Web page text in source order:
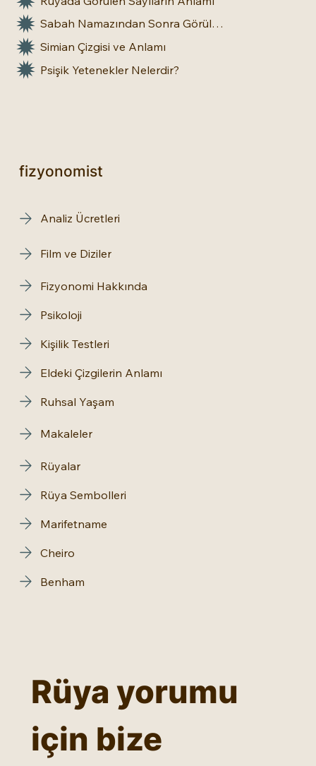
Sabah Namazından Sonra Görülen Rüya Gerçek Olur mu?
Simian Çizgisi ve Anlamı
Psişik Yetenekler Nelerdir?
fizyonomist
Analiz Ücretleri
Film ve Diziler
Makaleler
Fizyonomi Hakkında
Psikoloji
Kişilik Testleri
Eldeki Çizgilerin Anlamı
Ruhsal Yaşam
Rüyalar
Rüya Sembolleri
Marifetname
Cheiro
Benham
Rüya yorumu
için bize